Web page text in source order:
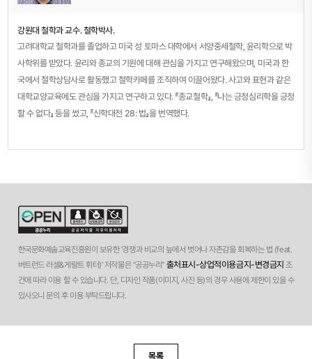
강원대 철학과 교수. 철학박사.
고려대학교 철학과를 졸업하고 미국 성 토마스 대학에서 서양중세철학, 윤리학으로 박
사학위를 받았다. 윤리와 종교의 기원에 대해 관심을 가지고 연구해왔으며, 미국과 한
국에서 철학상담사로 활동했고 철학카페를 조직하여 이끌어왔다. 사고와 표현과 같은
대학교양교육에도 관심을 가지고 연구하고 있다. 『종교철학』, 『나는 긍정심리학을 긍정
할 수 없다』 등을 썼고, 『신학대전 28: 법』을 번역했다.
한국문화예술교육진흥원이 보유한 '경쟁과 비교의 늪에서 벗어나 자존감을 회복하는 법 (feat.
버트런드 러셀&게랄트 휘터)' 저작물은 "공공누리" 출처표시-상업적이용금지-변경금지 조
건에 따라 이용 할 수 있습니다. 단, 디자인 작품(이미지, 사진 등)의 경우 사용에 제한이 있을 수
있사오니 문의 후 이용 부탁드립니다.
목록